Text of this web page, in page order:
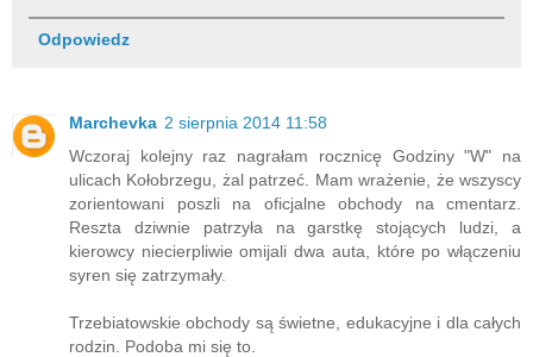
Odpowiedz
Marchevka 2 sierpnia 2014 11:58
Wczoraj kolejny raz nagrałam rocznicę Godziny "W" na
ulicach Kołobrzegu, żal patrzeć. Mam wrażenie, że wszyscy
zorientowani poszli na oficjalne obchody na cmentarz.
Reszta dziwnie patrzyła na garstkę stojących ludzi, a
kierowcy niecierpliwie omijali dwa auta, które po włączeniu
syren się zatrzymały.
Trzebiatowskie obchody są świetne, edukacyjne i dla całych
rodzin. Podoba mi się to.